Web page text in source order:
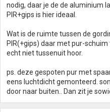
nodig, daar je de de aluminium
PIR+gips is hier ideaal.
Wat is de ruimte tussen de
PIR(+gips) daar met pur-
echt niet tussenuit hoor.
ps. deze gespoten pur met
eens luchtdicht gemonteerd.
door naar buiten.. Dan zit je